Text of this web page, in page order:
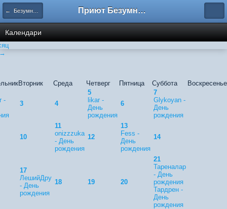
← Безумный календарь Приют Безумных
Календари
Вторник Среда Четверг Пятница Суббота Воскресенье
-
3 4
5
likar -
День
рождения
6
7
Glykoyan -
День
рождения
10
11
onizzzuka
- День
рождения
12
13
Fess -
День
рождения
14
17
ЛешийДру
- День
рождения
18 19 20
21
Тареналар
- День
рождения
Тардрен -
День
рождения